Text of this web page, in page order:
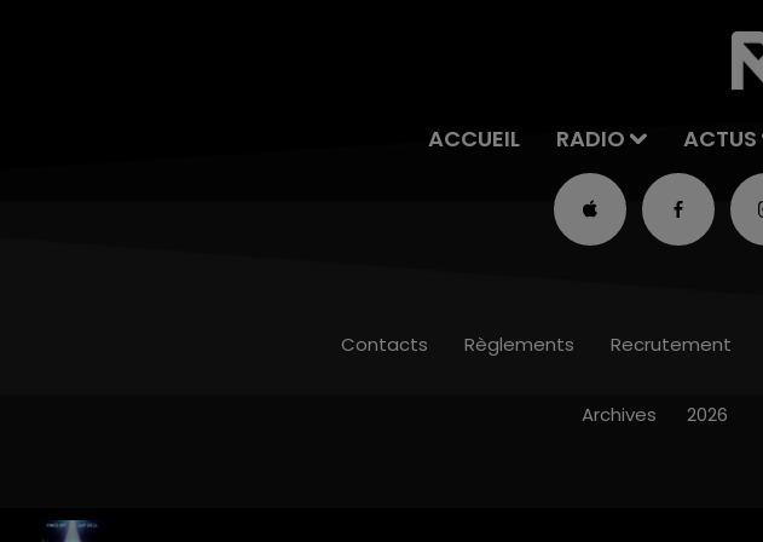
ACCUEIL RADIO ACTUS
Contacts Règlements Recrutement
Archives 2026